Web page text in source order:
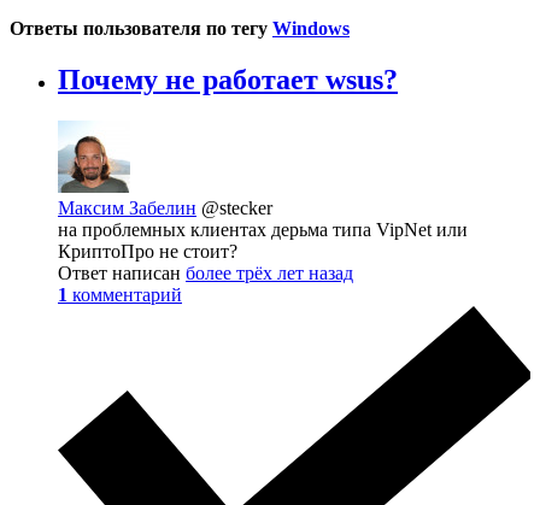
Ответы пользователя по тегу Windows
Почему не работает wsus?
Максим Забелин @stecker
на проблемных клиентах дерьма типа VipNet или
КриптоПро не стоит?
Ответ написан более трёх лет назад
1 комментарий